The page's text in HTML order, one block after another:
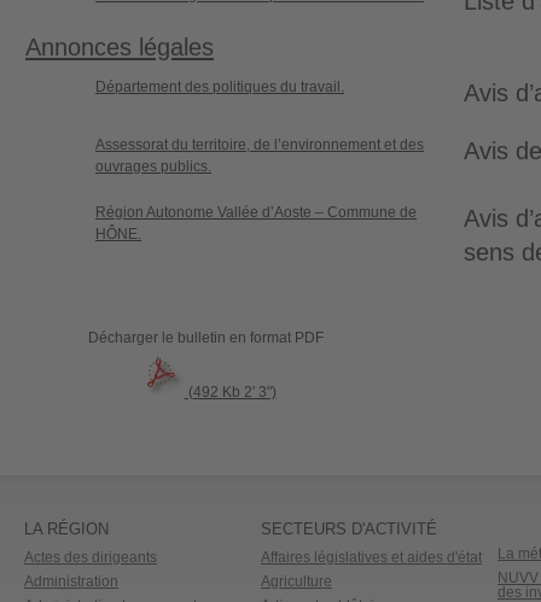
Annonces légales
Département des politiques du travail. Avis
Assessorat du territoire, de l’environnement et des
ouvrages publics.
Avis
Région Autonome Vallée d’Aoste – Commune de
HÔNE.
Avis
sens
Décharger le bulletin en format PDF
(492 Kb 2' 3")
LA RÉGION
Actes des dirigeants
Administration
SECTEURS D'ACTIVITÉ
Affaires législatives et aides d'état
Agriculture
La
des